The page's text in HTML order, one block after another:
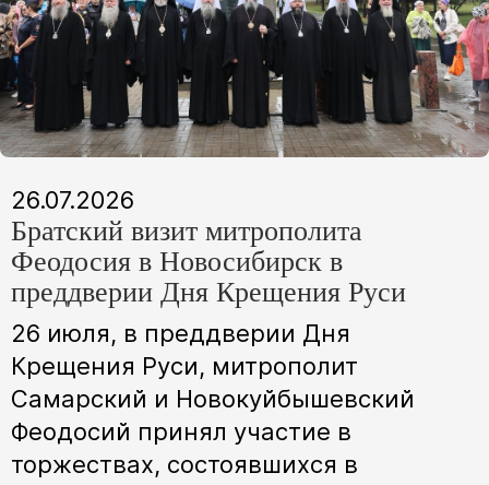
26.07.2026
Братский визит митрополита
Феодосия в Новосибирск в
преддверии Дня Крещения Руси
26 июля, в преддверии Дня
Крещения Руси, митрополит
Самарский и Новокуйбышевский
Феодосий принял участие в
торжествах, состоявшихся в